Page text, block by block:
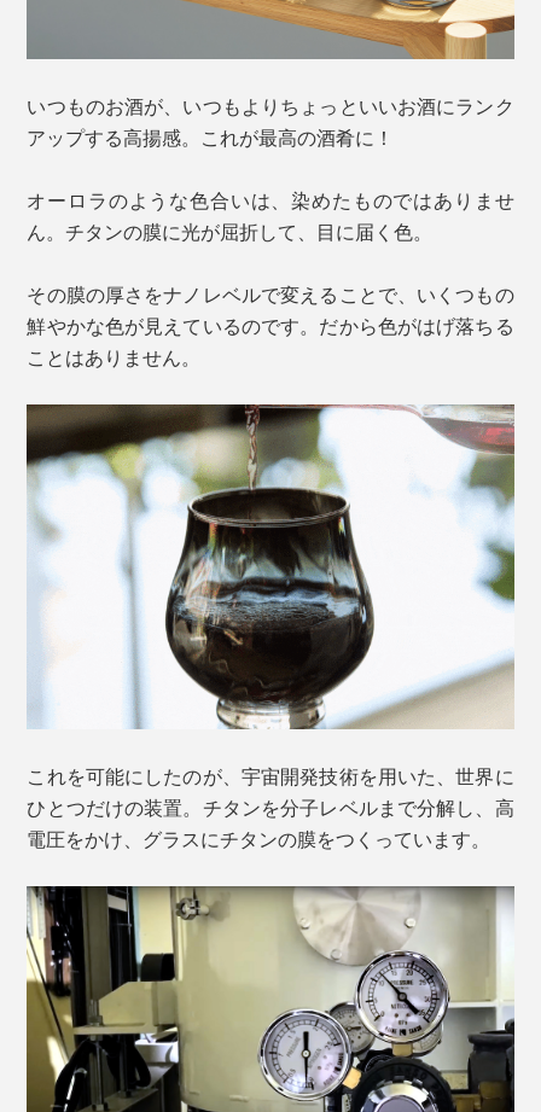
いつものお酒が、いつもよりちょっといいお酒にランク
アップする高揚感。これが最高の酒肴に！
オーロラのような色合いは、染めたものではありませ
ん。チタンの膜に光が屈折して、目に届く色。
その膜の厚さをナノレベルで変えることで、いくつもの
鮮やかな色が見えているのです。だから色がはげ落ちる
ことはありません。
これを可能にしたのが、宇宙開発技術を用いた、世界に
ひとつだけの装置。チタンを分子レベルまで分解し、高
電圧をかけ、グラスにチタンの膜をつくっています。